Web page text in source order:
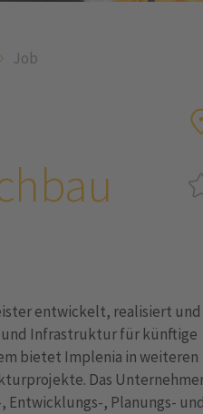
Job
entwickelt, realisiert und
Infrastruktur für künftige
bietet Implenia in weiteren
Das
Entwicklungs-, Planungs- und